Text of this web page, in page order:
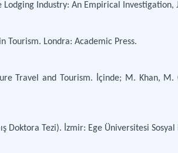
Industry: An Empirical Investigation,
Tourism. Londra: Academic Press.
Travel and Tourism. İçinde; M. Khan,
Doktora Tezi). İzmir: Ege Üniversitesi